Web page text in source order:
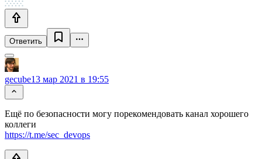
Ответить
gecube13 мар 2021 в 19:55
Ещё по безопасности могу порекомендовать канал хорошего
коллеги
https://t.me/sec_devops